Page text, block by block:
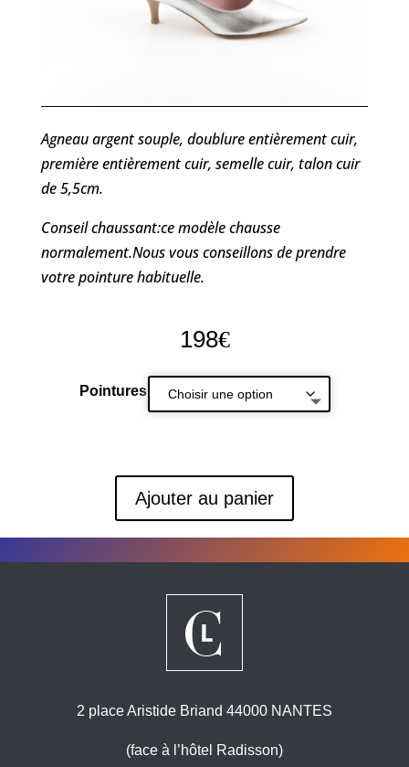
Agneau argent souple, doublure entièrement cuir,
première entièrement cuir, semelle cuir, talon cuir
de 5,5cm.
Conseil chaussant:ce modèle chausse
normalement.Nous vous conseillons de prendre
votre pointure habituelle.
198€
Pointures
Ajouter au panier
2 place Aristide Briand 44000 NANTES
(face à l’hôtel Radisson)